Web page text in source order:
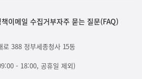
이메일 수집거부자주 묻는 질문(FAQ)
로 388 정부세종청사 15동
- 18:00, 공휴일 제외)